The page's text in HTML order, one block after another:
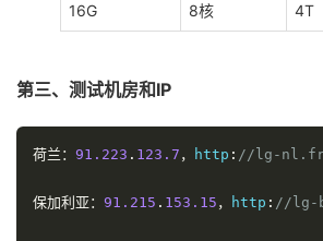
16G 8核 4T
第三、测试机房和IP
荷兰： 91.223 . 123.7 ， http : //lg-
保加利亚： 91.215 . 153.15 ， http : //lg-